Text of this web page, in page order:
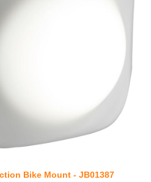
Bike Mount - JB01387